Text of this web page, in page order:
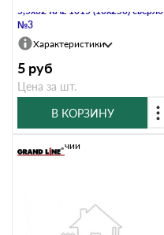
5,5х32 RAL 1015 (10х250) сверло
№3
Характеристики
5 руб
Цена за шт.
В КОРЗИНУ
В наличии